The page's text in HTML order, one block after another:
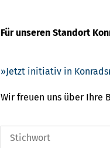
Für unseren Standort
Jetzt initiativ in
Wir freuen uns über Ihre